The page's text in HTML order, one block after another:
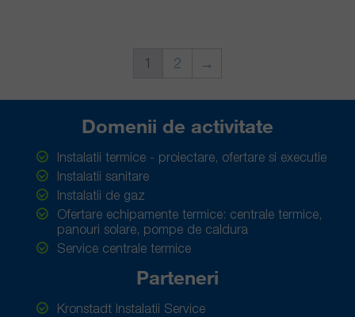
1 2 →
Domenii de activitate
Instalatii termice - proiectare, ofertare si executie
Instalatii sanitare
Instalatii de gaz
Ofertare echipamente termice: centrale termice,
panouri solare, pompe de caldura
Service centrale termice
Parteneri
Kronstadt Instalatii Service